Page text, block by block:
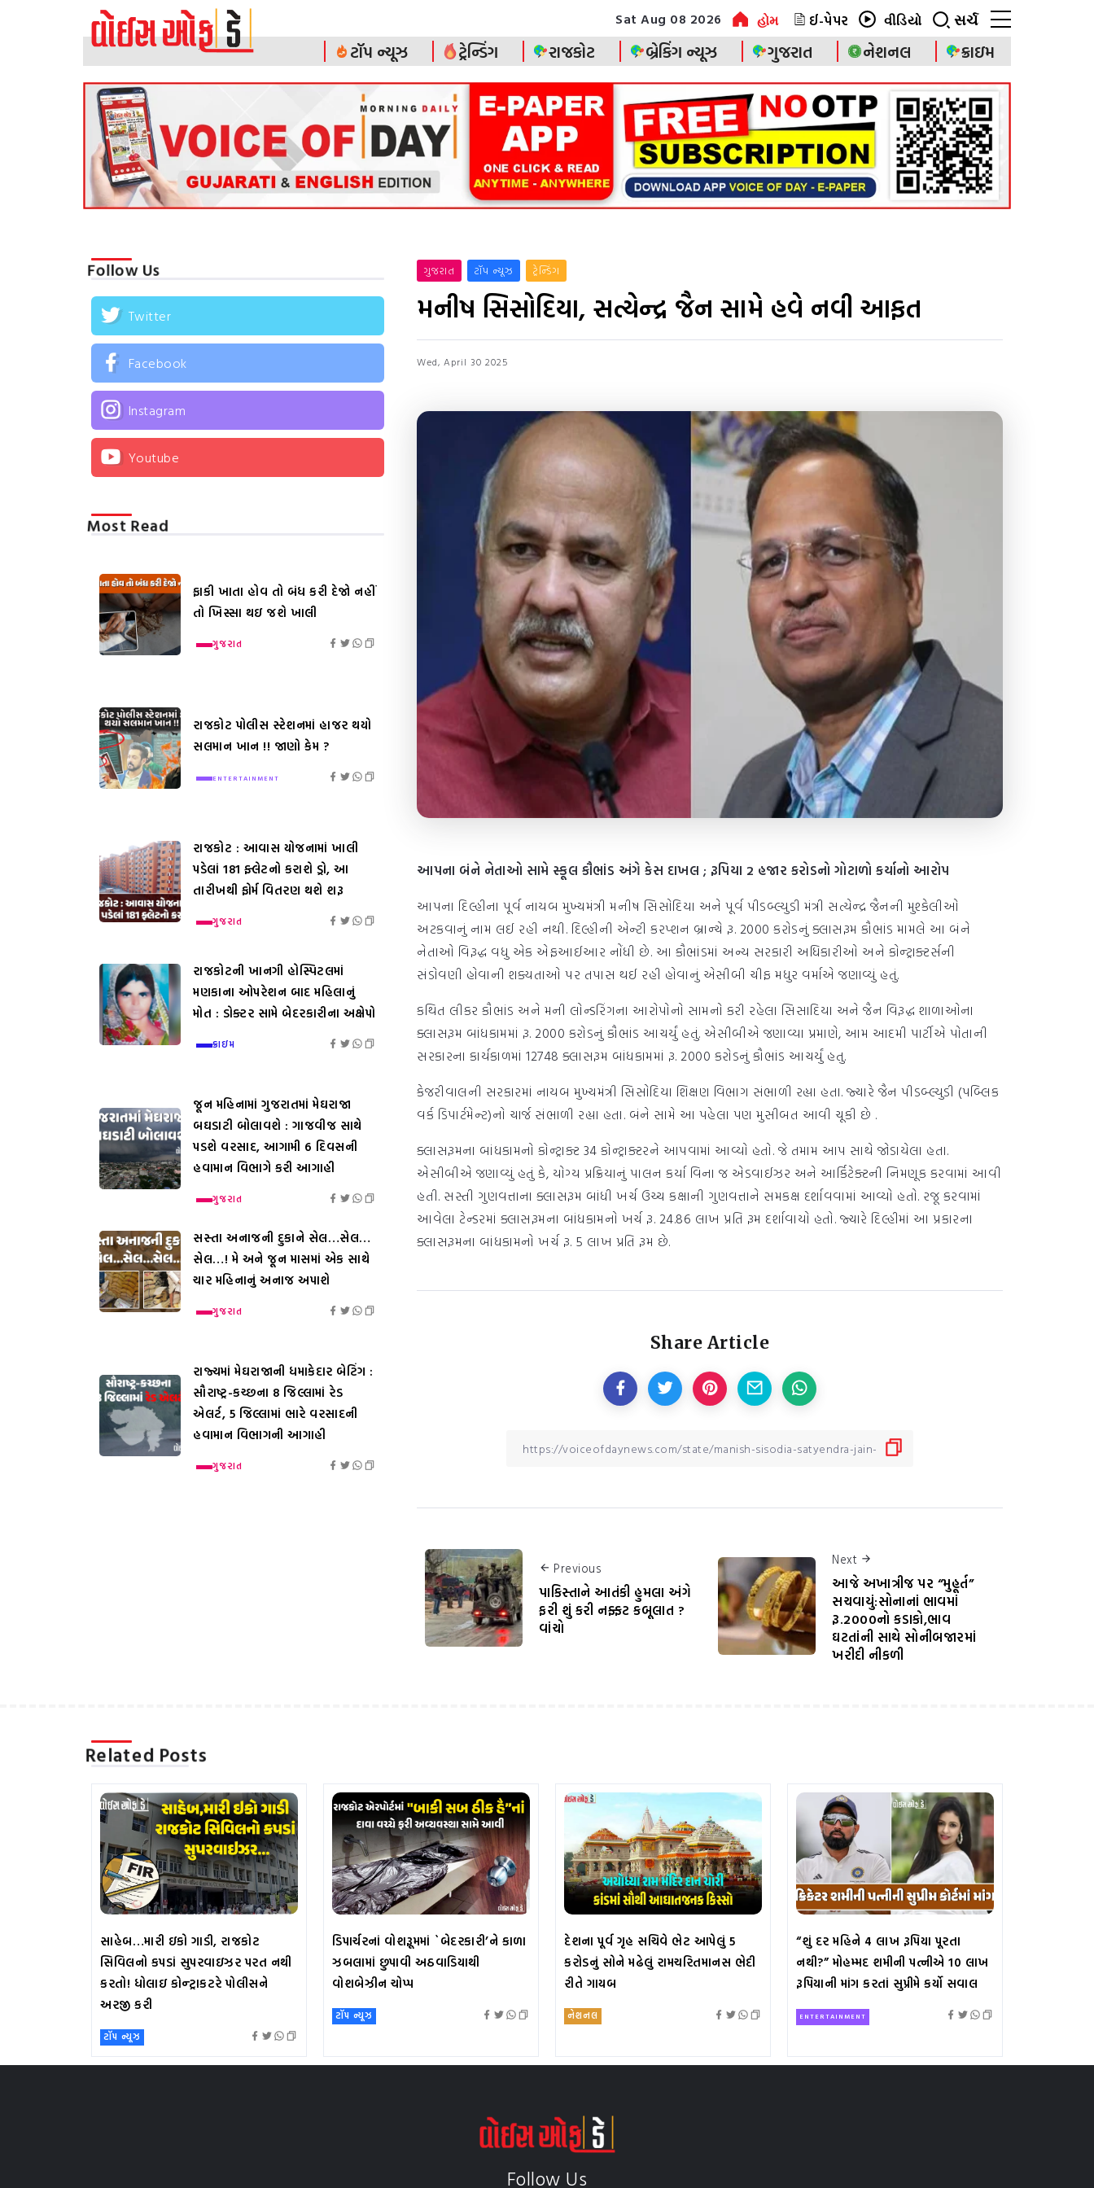
Sat Aug 08 2026 હોમ ઈ-પેપર વીડિયો સર્ચ
ટૉપ ન્યૂઝ ટ્રેન્ડિંગ રાજકોટ બ્રેકિંગ ન્યૂઝ ગુજરાત નેશનલ ક્રાઇમ
ગુજરાત ટૉપ ન્યૂઝ ટ્રેન્ડિંગ
મનીષ સિસોદિયા, સત્યેન્દ્ર જૈન સામે હવે નવી આફત
Wed, April 30 2025
આપના બંને નેતાઓ સામે સ્કૂલ કૌભાંડ અંગે કેસ દાખલ ; રૂપિયા 2 હજાર કરોડનો ગોટાળો કર્યાનો આરોપ
આપના દિલ્હીના પૂર્વ નાયબ મુખ્યમંત્રી મનીષ સિસોદિયા અને પૂર્વ પીડબ્લ્યુડી મંત્રી સત્યેન્દ્ર જૈનની મુશ્કેલીઓ
અટકવાનું નામ લઈ રહી નથી. દિલ્હીની એન્ટી કરપ્શન બ્રાન્ચે રૂ. 2000 કરોડનું ક્લાસરૂમ કૌભાંડ મામલે આ બંને
નેતાઓ વિરૂદ્ધ વધુ એક એફઆઈઆર નોંધી છે. આ કૌભાંડમાં અન્ય સરકારી અધિકારીઓ અને કોન્ટ્રાક્ટર્સની
સંડોવણી હોવાની શક્યતાઓ પર તપાસ થઈ રહી હોવાનું એસીબી ચીફ મધુર વર્માએ જણાવ્યું હતું.
કથિત લીકર કૌભાંડ અને મની લોન્ડરિંગના આરોપોનો સામનો કરી રહેલા સિસાદિયા અને જૈન વિરૂદ્ધ શાળાઓના
ક્લાસરૂમ બાંધકામમાં રૂ. 2000 કરોડનું કૌભાંડ આચર્યું હતું. એસીબીએ જણાવ્યા પ્રમાણે, આમ આદમી પાર્ટીએ પોતાની
સરકારના કાર્યકાળમાં 12748 ક્લાસરૂમ બાંધકામમાં રૂ. 2000 કરોડનું કૌભાંડ આચર્યું હતુ.
કેજરીવાલની સરકારમાં નાયબ મુખ્યમંત્રી સિસોદિયા શિક્ષણ વિભાગ સંભાળી રહ્યા હતા. જ્યારે જૈન પીડબ્લ્યુડી (પબ્લિક
વર્ક ડિપાર્ટમેન્ટ)નો ચાર્જ સંભાળી રહ્યા હતા. બંને સામે આ પહેલા પણ મુસીબત આવી ચૂકી છે .
ક્લાસરૂમના બાંધકામનો કોન્ટ્રાક્ટ 34 કોન્ટ્રાક્ટરને આપવામાં આવ્યો હતો. જે તમામ આપ સાથે જોડાયેલા હતા.
એસીબીએ જણાવ્યું હતું કે, યોગ્ય પ્રક્રિયાનું પાલન કર્યા વિના જ એડવાઈઝર અને આર્કિટેક્ટની નિમણૂક કરવામાં આવી
હતી. સસ્તી ગુણવત્તાના ક્લાસરૂમ બાંધી ખર્ચ ઉચ્ચ કક્ષાની ગુણવત્તાને સમકક્ષ દર્શાવવામાં આવ્યો હતો. રજૂ કરવામાં
આવેલા ટેન્ડરમાં ક્લાસરૂમના બાંધકામનો ખર્ચ રૂ. 24.86 લાખ પ્રતિ રૂમ દર્શાવાયો હતો. જ્યારે દિલ્હીમાં આ પ્રકારના
ક્લાસરૂમના બાંધકામનો ખર્ચ રૂ. 5 લાખ પ્રતિ રૂમ છે.
Share Article
Previous
પાકિસ્તાને આતંકી હુમલા અંગે
ફરી શું કરી નફ્ફટ કબૂલાત ?
વાંચો
Next
આજે અખાત્રીજ પર “મુહૂર્ત”
સચવાયું:સોનાનાં ભાવમાં
રૂ.2000નો કડાકો,ભાવ
ઘટતાંની સાથે સોનીબજારમાં
ખરીદી નીકળી
Follow Us
Twitter
Facebook
Instagram
Youtube
Most Read
ફાકી ખાતા હોવ તો બંધ કરી દેજો નહીં
તો ખિસ્સા થઇ જશે ખાલી
ગુજરાત
રાજકોટ પોલીસ સ્ટેશનમાં હાજર થયો
સલમાન ખાન !! જાણો કેમ ?
ENTERTAINMENT
રાજકોટ : આવાસ યોજનામાં ખાલી
પડેલાં 181 ફ્લેટનો કરાશે ડ્રો, આ
તારીખથી ફોર્મ વિતરણ થશે શરૂ
ગુજરાત
રાજકોટની ખાનગી હોસ્પિટલમાં
મણકાના ઓપરેશન બાદ મહિલાનું
મોત : ડોક્ટર સામે બેદરકારીના અક્ષેપો
ક્રાઇમ
જૂન મહિનામાં ગુજરાતમાં મેઘરાજા
બઘડાટી બોલાવશે : ગાજવીજ સાથે
પડશે વરસાદ, આગામી 6 દિવસની
હવામાન વિભાગે કરી આગાહી
ગુજરાત
સસ્તા અનાજની દુકાને સેલ…સેલ…
સેલ…! મે અને જૂન માસમાં એક સાથે
ચાર મહિનાનું અનાજ અપાશે
ગુજરાત
રાજ્યમાં મેઘરાજાની ધમાકેદાર બેટિંગ :
સૌરાષ્ટ્ર-કચ્છના 8 જિલ્લામાં રેડ
એલર્ટ, 5 જિલ્લામાં ભારે વરસાદની
હવામાન વિભાગની આગાહી
ગુજરાત
Related Posts
સાહેબ…મારી ઇકો ગાડી, રાજકોટ
સિવિલનો કપડાં સુપરવાઇઝર પરત નથી
કરતો! ધોલાઇ કોન્ટ્રાકટરે પોલીસને
અરજી કરી
ટૉપ ન્યૂઝ
ડિપાર્ચરનાં વોશરૂૂમમાં `બેદરકારી’ને કાળા
ઝબલામાં છુપાવી અઠવાડિયાથી
વોશબેઝીન ચોપ્પ
ટૉપ ન્યૂઝ
દેશના પૂર્વ ગૃહ સચિવે ભેટ આપેલું 5
કરોડનું સોને મઢેલું રામચરિતમાનસ ભેદી
રીતે ગાયબ
નેશનલ
“શું દર મહિને 4 લાખ રૂપિયા પૂરતા
નથી?” મોહમ્મદ શમીની પત્નીએ 10 લાખ
રૂપિયાની માંગ કરતાં સુપ્રીમે કર્યો સવાલ
ENTERTAINMENT
Follow Us